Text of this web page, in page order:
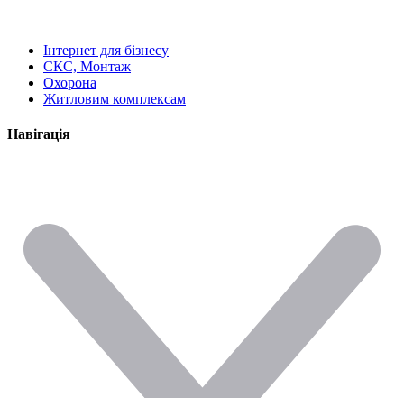
Інтернет для бізнесу
СКС, Монтаж
Охорона
Житловим комплексам
Навігація